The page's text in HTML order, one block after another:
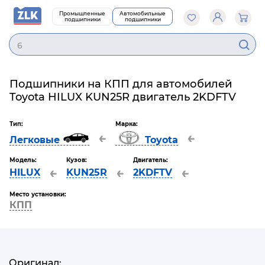
Промышленные
подшипники
Автомобильные
подшипники
62
Подшипники на КПП для автомобилей
Toyota HILUX KUN25R двигатель 2KDFTV
Тип:
Легковые ←
Марка:
Toyota ←
Модель:
HILUX ←
Кузов:
KUN25R ←
Двигатель:
2KDFTV ←
Место установки:
КПП